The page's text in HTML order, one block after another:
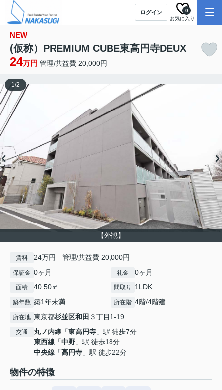
ログイン
お気に入り
0
NEW
(仮称）PREMIUM CUBE東高円寺DEUX
24万円 管理/共益費 20,000円
【外観】
1/2
賃料 24万円 管理/共益費 20,000円
保証金 0ヶ月 礼金 0ヶ月
面積 40.50㎡ 間取り 1LDK
築年数 築1年未満 所在階 4階/4階建
所在地 東京都杉並区和田 ３丁目1-19
交通 丸ノ内線 「東高円寺 」駅 徒歩7分
東西線 「中野 」駅 徒歩18分
中央線 「高円寺 」駅 徒歩22分
物件の特徴